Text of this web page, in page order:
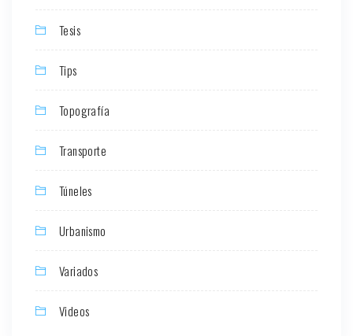
Tesis
Tips
Topografía
Transporte
Túneles
Urbanismo
Variados
Videos